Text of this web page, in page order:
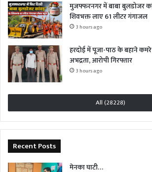
मुजफ्फरनगर में बाबा बुलडोजर
शिवभक्त लाए 61 लीटर गंगाजल
3 hours ago
हरदोई में पूजा-पाठ के बहाने
अभद्रता, आरोपी गिरफ्तार
3 hours ago
All (28228)
Recent Posts
मेनका घाटी…